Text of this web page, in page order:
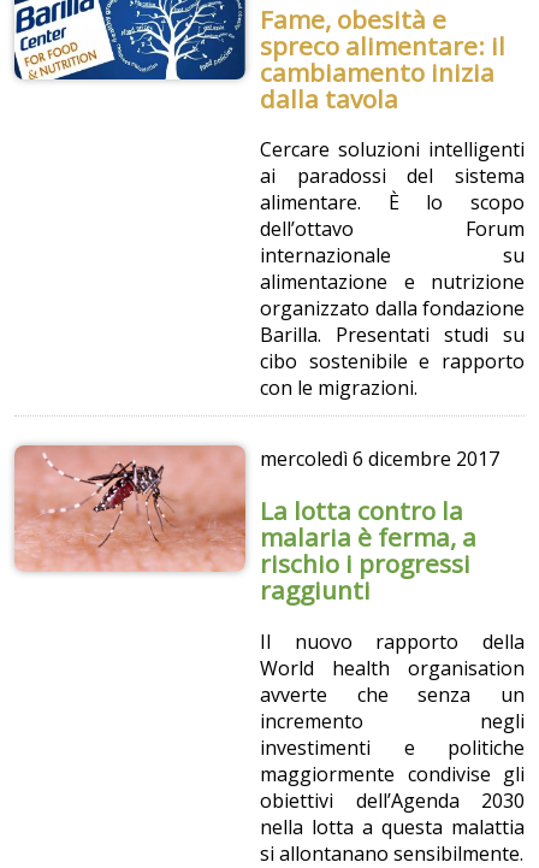
Fame, obesità e
spreco alimentare: il
cambiamento inizia
dalla tavola
Cercare soluzioni intelligenti
ai paradossi del sistema
alimentare. È lo scopo
dell’ottavo Forum
internazionale su
alimentazione e nutrizione
organizzato dalla fondazione
Barilla. Presentati studi su
cibo sostenibile e rapporto
con le migrazioni.
mercoledì6 dicembre 2017
La lotta contro la
malaria è ferma, a
rischio i progressi
raggiunti
Il nuovo rapporto della
World health organisation
avverte che senza un
incremento negli
investimenti e politiche
maggiormente condivise gli
obiettivi dell’Agenda 2030
nella lotta a questa malattia
si allontanano sensibilmente.